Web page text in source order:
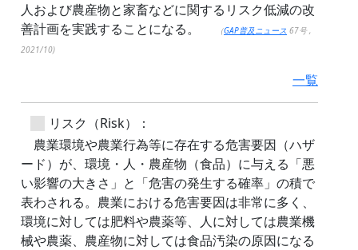
人および農産物と家畜などに関するリスク低減の改
善計画を実践することになる。
（GAP普及ニュース 67号 ,
2021/10)
一覧
リスク（Risk）：
農業環境や農業行為等に存在する危害要因（ハザ
ード）が、環境・人・農産物（食品）に与える「悪
い影響の大きさ」と「危害の発生する確率」の積で
表わされる。農業における危害要因は非常に多く、
環境に対しては肥料や農薬等、人に対しては農業機
械や農薬、農産物に対しては食品汚染の原因になる